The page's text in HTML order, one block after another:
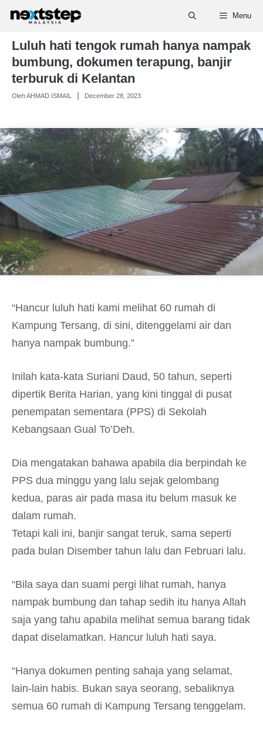
Skip
content
Menu
Luluh hati tengok rumah hanya nampak
bumbung, dokumen terapung, banjir
terburuk di Kelantan
Oleh AHMAD ISMAIL December 28, 2023
“Hancur luluh hati kami melihat 60 rumah di
Kampung Tersang, di sini, ditenggelami air dan
hanya nampak bumbung.”
Inilah kata-kata Suriani Daud, 50 tahun, seperti
dipertik Berita Harian, yang kini tinggal di pusat
penempatan sementara (PPS) di Sekolah
Kebangsaan Gual To’Deh.
Dia mengatakan bahawa apabila dia berpindah ke
PPS dua minggu yang lalu sejak gelombang
kedua, paras air pada masa itu belum masuk ke
dalam rumah.
Tetapi kali ini, banjir sangat teruk, sama seperti
pada bulan Disember tahun lalu dan Februari lalu.
“Bila saya dan suami pergi lihat rumah, hanya
nampak bumbung dan tahap sedih itu hanya Allah
saja yang tahu apabila melihat semua barang tidak
dapat diselamatkan. Hancur luluh hati saya.
“Hanya dokumen penting sahaja yang selamat,
lain-lain habis. Bukan saya seorang, sebaliknya
semua 60 rumah di Kampung Tersang tenggelam.